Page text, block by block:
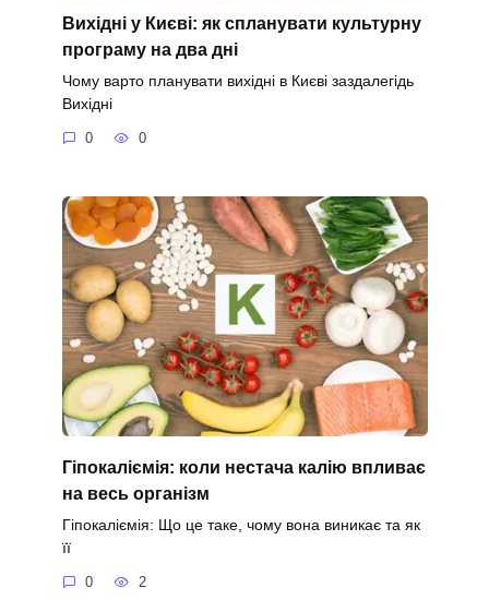
Вихідні у Києві: як спланувати культурну
програму на два дні
Чому варто планувати вихідні в Києві заздалегідь
Вихідні
0 0
Гіпокаліємія: коли нестача калію впливає
на весь організм
Гіпокаліємія: Що це таке, чому вона виникає та як
її
0 2